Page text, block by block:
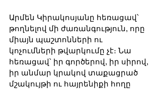
Արմեն Կիրակոսյանը հեռացավ՝
թողնելով մի ժառանգություն, որը
միայն պաշտոնների ու
կոչումների թվարկումը չէ։ Նա
հեռացավ՝ իր գործերով, իր սիրով,
իր անմար կրակով տաքացրած
մշակույթի ու հայրենիքի հողը